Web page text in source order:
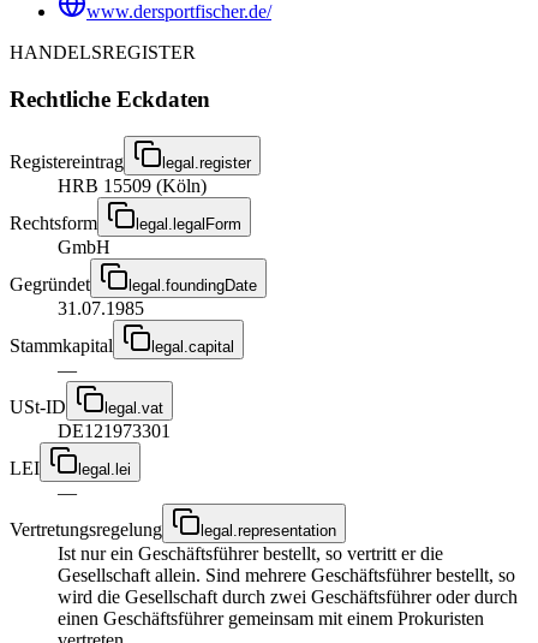
www.dersportfischer.de/
HANDELSREGISTER
Rechtliche Eckdaten
Registereintrag legal.register
HRB 15509 (Köln)
Rechtsform
legal.legalForm
GmbH
Gegründet
legal.foundingDate
31.07.1985
Stammkapital
legal.capital
—
USt-ID
legal.vat
DE121973301
LEI
legal.lei
—
Vertretungsregelung
legal.representation
Ist nur ein Geschäftsführer bestellt, so vertritt er die
Gesellschaft allein. Sind mehrere Geschäftsführer bestellt, so
wird die Gesellschaft durch zwei Geschäftsführer oder durch
einen Geschäftsführer gemeinsam mit einem Prokuristen